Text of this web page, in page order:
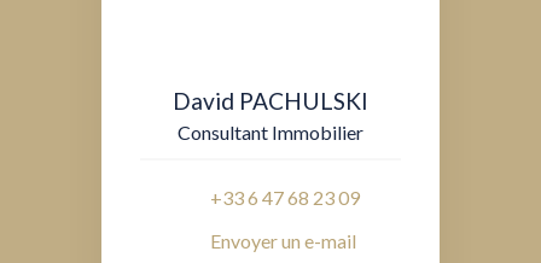
David PACHULSKI
Consultant Immobilier
+33 6 47 68 23 09
Envoyer un e-mail